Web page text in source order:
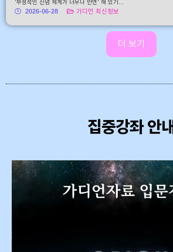
'부정적인 신념 체계가 너무나 만연' 해 있기...
2026-06-28
가디언 최신정보
더 보기
집중강좌 안내